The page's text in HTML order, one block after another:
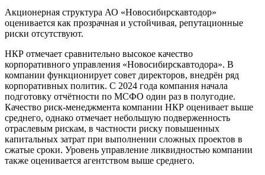
Акционерная структура АО «Новосибирскавтодор»
оценивается как прозрачная и устойчивая, репутационные
риски отсутствуют.
НКР отмечает сравнительно высокое качество
корпоративного управления «Новосибирскавтодора». В
компании функционирует совет директоров, внедрён ряд
корпоративных политик. С 2024 года компания начала
подготовку отчётности по МСФО один раз в полугодие.
Качество риск-менеджмента компании НКР оценивает выше
среднего, однако отмечает небольшую подверженность
отраслевым рискам, в частности риску повышенных
капитальных затрат при выполнении сложных проектов в
сжатые сроки. Уровень управление ликвидностью компании
также оценивается агентством выше среднего.